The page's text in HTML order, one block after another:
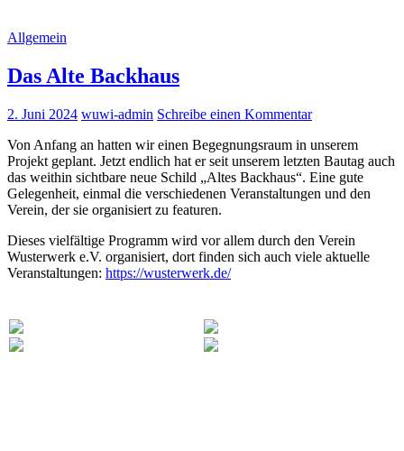
Allgemein
Das Alte Backhaus
2. Juni 2024 wuwi-admin Schreibe einen Kommentar
Von Anfang an hatten wir einen Begegnungsraum in unserem
Projekt geplant. Jetzt endlich hat er seit unserem letzten Bautag auch
das weithin sichtbare neue Schild „Altes Backhaus“. Eine gute
Gelegenheit, einmal die verschiedenen Veranstaltungen und den
Verein, der sie organisiert zu featuren.
Dieses vielfältige Programm wird vor allem durch den Verein
Wusterwerk e.V. organisiert, dort finden sich auch viele aktuelle
Veranstaltungen: https://wusterwerk.de/